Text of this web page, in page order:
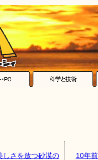
しさを放つ砂漠の
10年